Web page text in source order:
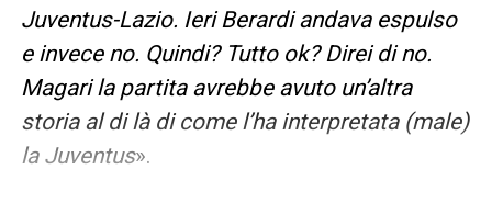
Juventus-Lazio. Ieri Berardi andava espulso
e invece no. Quindi? Tutto ok? Direi di no.
Magari la partita avrebbe avuto un’altra
storia al di là di come l’ha interpretata (male)
la Juventus».